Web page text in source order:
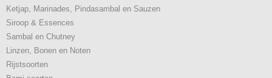
Ketjap, Marinades, Pindasambal en Sauzen
Siroop & Essences
Sambal en Chutney
Linzen, Bonen en Noten
Rijstsoorten